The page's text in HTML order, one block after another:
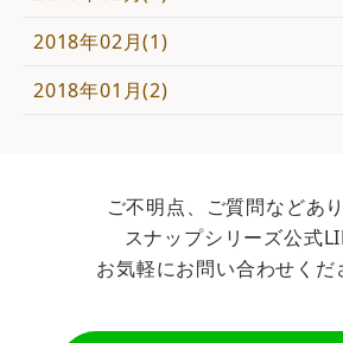
2018年02月(1)
2018年01月(2)
ご不明点、ご質問などあ
スナップシリーズ公式
お気軽にお問い合わせくだ